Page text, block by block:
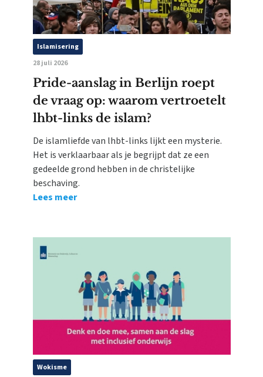
Islamisering
28 juli 2026
Pride-aanslag in Berlijn roept
de vraag op: waarom vertroetelt
lhbt-links de islam?
De islamliefde van lhbt-links lijkt een mysterie.
Het is verklaarbaar als je begrijpt dat ze een
gedeelde grond hebben in de christelijke
beschaving.
Lees meer
Wokisme